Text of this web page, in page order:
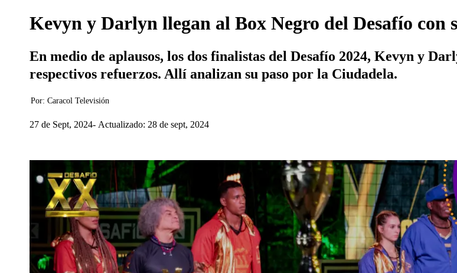
Kevyn y Darlyn llegan al Box Negro del Desafío con
En medio de aplausos, los dos finalistas del Desafío 2024, Kevyn y
respectivos refuerzos. Allí analizan su paso por la Ciudadela.
Por: Caracol Televisión
27 de Sept, 2024 Actualizado: 28 de sept, 2024